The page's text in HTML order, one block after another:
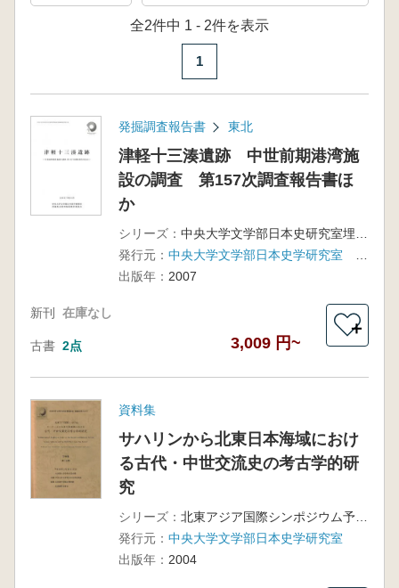
全2件中 1 - 2件を表示
1
発掘調査報告書 東北
津軽十三湊遺跡 中世前期港湾施
設の調査 第157次調査報告書ほ
か
シリーズ：
発行元：
出版年： 2007
新刊 在庫なし
古書 2点 3,009 円~
＋
資料集
サハリンから北東日本海域におけ
る古代・中世交流史の考古学的研
究
シリーズ：
北東アジア国際シンポジウム予稿集
発行元： 中央大学文学部日本史学研究室
出版年： 2004